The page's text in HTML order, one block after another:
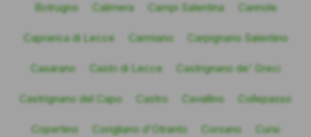
Botrugno Calimera Campi Salentina Cannole
Caprarica di Lecce Carmiano Carpignano Salentino
Casarano Castri di Lecce Castrignano de' Greci
Castrignano del Capo Castro Cavallino Collepasso
Copertino Corigliano d'Otranto Corsano Cursi